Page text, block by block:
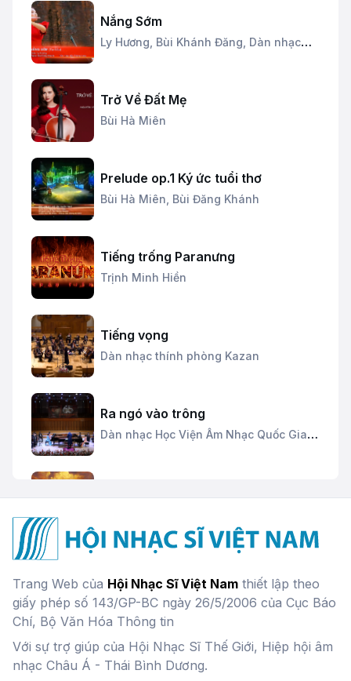
Nắng Sớm
Ly Hương, Bùi Khánh Đăng, Dàn nhạc
Trở Về Đất Mẹ
Bùi Hà Miên
Prelude op.1 Ký ức tuổi thơ
Bùi Hà Miên, Bùi Đăng Khánh
Tiếng trống Paranưng
Trịnh Minh Hiền
Tiếng vọng
Dàn nhạc thính phòng Kazan
Ra ngó vào trông
Dàn nhạc Học Viện Âm Nhạc Quốc Gia
Hoàng Mãnh,Phan Phúc
Tiếng cồng vượt thác
Nhà hát Giao hưởng Vũ kịch TP. Hồ Chí
Trang Web của Hội Nhạc Sĩ Việt Nam thiết lập theo
giấy phép số 143/GP-BC ngày 26/5/2006 của Cục Báo
Chí, Bộ Văn Hóa Thông tin
Với sự trợ giúp của Hội Nhạc Sĩ Thế Giới, Hiệp hội âm
nhạc Châu Á - Thái Bình Dương.